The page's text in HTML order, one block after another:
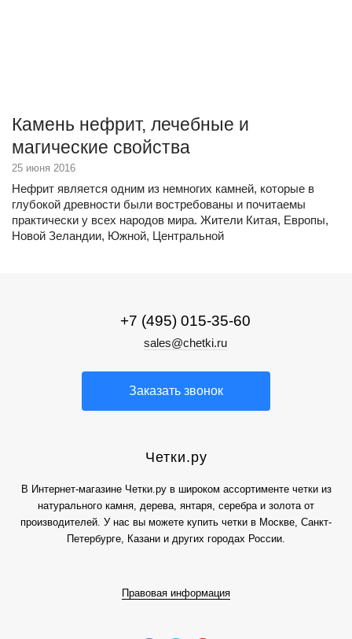
Камень нефрит, лечебные и
магические свойства
25 июня 2016
Нефрит является одним из немногих камней, которые в
глубокой древности были востребованы и почитаемы
практически у всех народов мира. Жители Китая, Европы,
Новой Зеландии, Южной, Центральной
+7 (495) 015-35-60
sales@chetki.ru
Заказать звонок
Четки.ру
В Интернет-магазине Четки.ру в широком ассортименте четки из
натурального камня, дерева, янтаря, серебра и золота от
производителей. У нас вы можете купить четки в Москве, Санкт-
Петербурге, Казани и других городах России.
Правовая информация